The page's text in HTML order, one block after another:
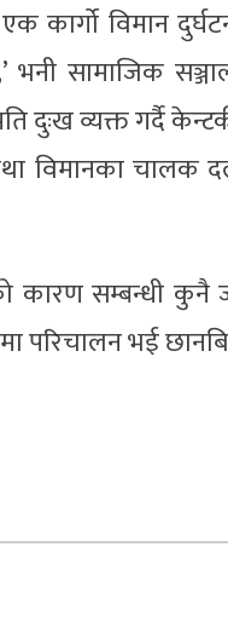
विमान
सामाजिक
दुःख व्यक्त गर्दै
चालक
कारण सम्बन्धी
परिचालन भई